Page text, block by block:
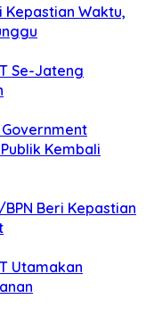
Kepastian Waktu,
Se-Jateng
Kembali
Beri Kepastian
Utamakan